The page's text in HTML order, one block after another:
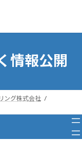
情報公開
ング株式会社